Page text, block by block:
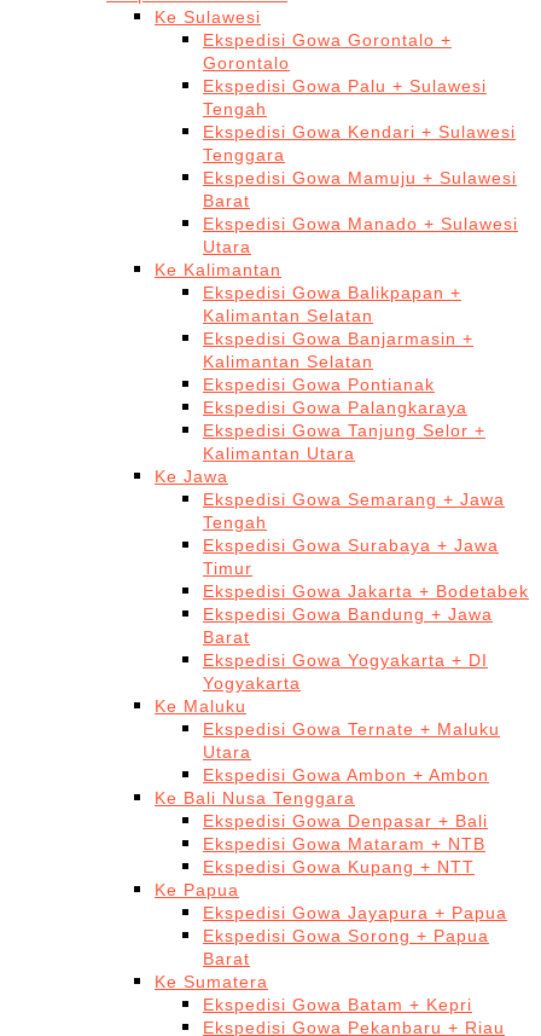
Ke Sulawesi
Ekspedisi Gowa Gorontalo +
Gorontalo
Ekspedisi Gowa Palu + Sulawesi
Tengah
Ekspedisi Gowa Kendari + Sulawesi
Tenggara
Ekspedisi Gowa Mamuju + Sulawesi
Barat
Ekspedisi Gowa Manado + Sulawesi
Utara
Ke Kalimantan
Ekspedisi Gowa Balikpapan +
Kalimantan Selatan
Ekspedisi Gowa Banjarmasin +
Kalimantan Selatan
Ekspedisi Gowa Pontianak
Ekspedisi Gowa Palangkaraya
Ekspedisi Gowa Tanjung Selor +
Kalimantan Utara
Ke Jawa
Ekspedisi Gowa Semarang + Jawa
Tengah
Ekspedisi Gowa Surabaya + Jawa
Timur
Ekspedisi Gowa Jakarta + Bodetabek
Ekspedisi Gowa Bandung + Jawa
Barat
Ekspedisi Gowa Yogyakarta + DI
Yogyakarta
Ke Maluku
Ekspedisi Gowa Ternate + Maluku
Utara
Ekspedisi Gowa Ambon + Ambon
Ke Bali Nusa Tenggara
Ekspedisi Gowa Denpasar + Bali
Ekspedisi Gowa Mataram + NTB
Ekspedisi Gowa Kupang + NTT
Ke Papua
Ekspedisi Gowa Jayapura + Papua
Ekspedisi Gowa Sorong + Papua
Barat
Ke Sumatera
Ekspedisi Gowa Batam + Kepri
Ekspedisi Gowa Pekanbaru + Riau